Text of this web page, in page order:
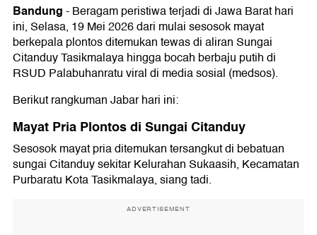
Bandung-Beragam peristiwa terjadi di Jawa Barat hari
ini, Selasa, 19 Mei 2026 dari mulai sesosok mayat
berkepala plontos ditemukan tewas di aliran Sungai
Citanduy Tasikmalaya hingga bocah berbaju putih di
RSUD Palabuhanratu viral di media sosial (medsos).
Berikut rangkuman Jabar hari ini:
Mayat Pria Plontos di Sungai Citanduy
Sesosok mayat pria ditemukan tersangkut di bebatuan
sungai Citanduy sekitar Kelurahan Sukaasih, Kecamatan
Purbaratu Kota Tasikmalaya, siang tadi.
ADVERTISEMENT